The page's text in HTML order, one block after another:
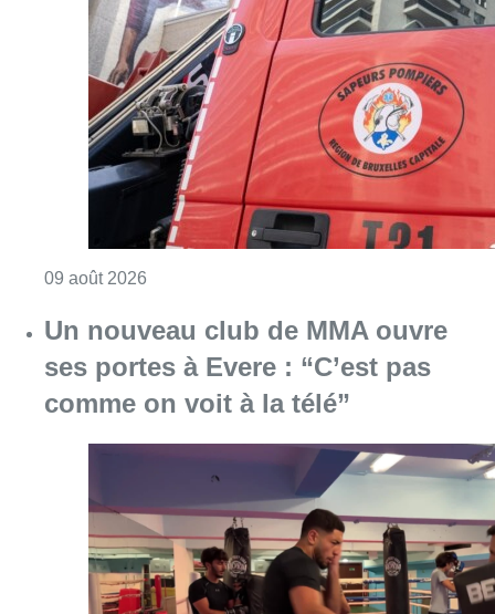
Un nouveau club de MMA ouvre
ses portes à Evere : “C’est pas
comme on voit à la télé”
08 août 2026Consulter l'article "Un nouveau club de
Au Moeraske, Bart Hanssens